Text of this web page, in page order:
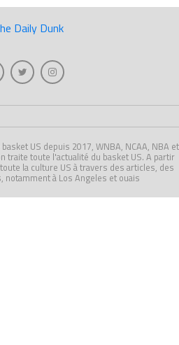
US depuis 2017, WNBA, NCAA, NBA et
traite toute l'actualité du basket US. A partir
la culture US à travers des articles, des
à Los Angeles et ouais